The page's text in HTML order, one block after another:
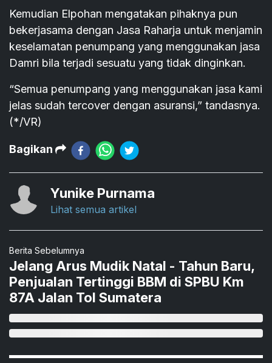
Kemudian Elpohan mengatakan pihaknya pun
bekerjasama dengan Jasa Raharja untuk menjamin
keselamatan penumpang yang menggunakan jasa
Damri bila terjadi sesuatu yang tidak dinginkan.
“Semua penumpang yang menggunakan jasa kami
jelas sudah tercover dengan asuransi,” tandasnya.
(*/VR)
Bagikan
Yunike Purnama
Lihat semua artikel
Berita Sebelumnya
Jelang Arus Mudik Natal - Tahun Baru,
Penjualan Tertinggi BBM di SPBU Km
87A Jalan Tol Sumatera